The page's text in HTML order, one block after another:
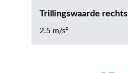
Trillingswaarde rechts
2.5 m/s²